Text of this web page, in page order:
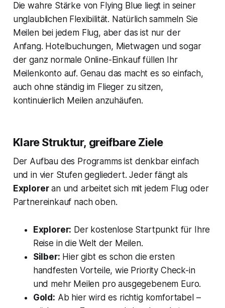
Die wahre Stärke von Flying Blue liegt in seiner
unglaublichen Flexibilität. Natürlich sammeln Sie
Meilen bei jedem Flug, aber das ist nur der
Anfang. Hotelbuchungen, Mietwagen und sogar
der ganz normale Online-Einkauf füllen Ihr
Meilenkonto auf. Genau das macht es so einfach,
auch ohne ständig im Flieger zu sitzen,
kontinuierlich Meilen anzuhäufen.
Klare Struktur, greifbare Ziele
Der Aufbau des Programms ist denkbar einfach
und in vier Stufen gegliedert. Jeder fängt als
Exploreran und arbeitet sich mit jedem Flug oder
Partnereinkauf nach oben.
Explorer: Der kostenlose Startpunkt für Ihre
Reise in die Welt der Meilen.
Silber: Hier gibt es schon die ersten
handfesten Vorteile, wie Priority Check-in
und mehr Meilen pro ausgegebenem Euro.
Gold: Ab hier wird es richtig komfortabel –